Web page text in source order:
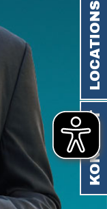
LOCATIONS
KONTAKT